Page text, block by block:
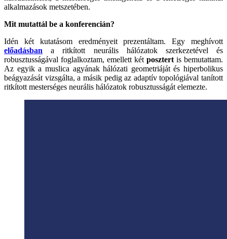
alkalmazások metszetében.
Mit mutattál be a konferencián?
Idén két kutatásom eredményeit prezentáltam. Egy meghívott
előadásban a ritkított neurális hálózatok szerkezetével és
robusztusságával foglalkoztam, emellett két posztertis bemutattam.
Az egyik a muslica agyának hálózati geometriáját és hiperbolikus
beágyazását vizsgálta, a másik pedig az adaptív topológiával tanított
ritkított mesterséges neurális hálózatok robusztusságát elemezte.